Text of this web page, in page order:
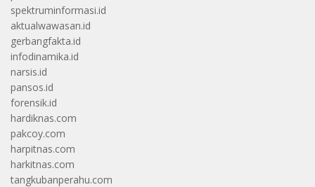
spektruminformasi.id
aktualwawasan.id
gerbangfakta.id
infodinamika.id
narsis.id
pansos.id
forensik.id
hardiknas.com
pakcoy.com
harpitnas.com
harkitnas.com
tangkubanperahu.com